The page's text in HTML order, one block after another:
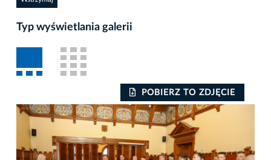
Typ wyświetlania galerii
POBIERZ TO ZDJĘCIE